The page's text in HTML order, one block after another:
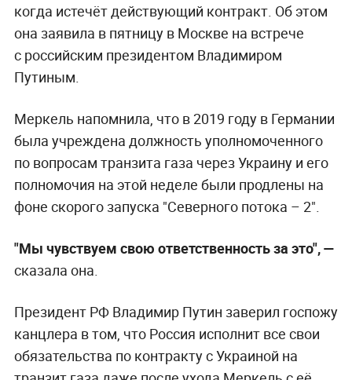
когда истечёт действующий контракт. Об этом
она заявила в пятницу в Москве на встрече
с российским президентом Владимиром
Путиным.
Меркель напомнила, что в 2019 году в Германии
была учреждена должность уполномоченного
по вопросам транзита газа через Украину и его
полномочия на этой неделе были продлены на
фоне скорого запуска "Северного потока – 2".
"Мы чувствуем свою ответственность за это",—
сказала она.
Президент РФ Владимир Путин заверил госпожу
канцлера в том, что Россия исполнит все свои
обязательства по контракту с Украиной на